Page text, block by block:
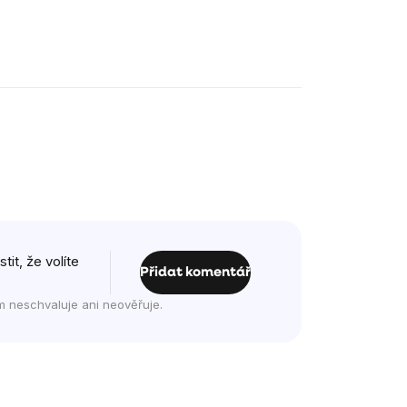
že volíte
Přidat komentář
neschvaluje ani neověřuje.